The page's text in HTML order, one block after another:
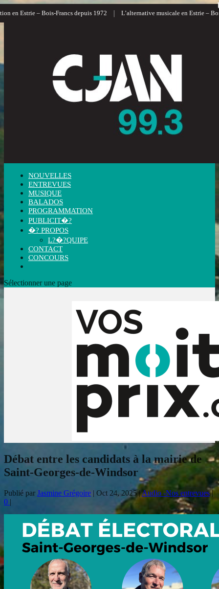
en Estrie – Bois-Francs depuis 1972 L’alternative musicale en Estrie –
NOUVELLES
ENTREVUES
MUSIQUE
BALADOS
PROGRAMMATION
PUBLICIT�?
�? PROPOS
L?�?QUIPE
CONTACT
CONCOURS
Sélectionner une page
Débat entre les candidats à la mairie de
Saint-Georges-de-Windsor
Publié par Jasmine Grégoire | Oct 24, 2025|Audio -Nos entrevues|
0 |